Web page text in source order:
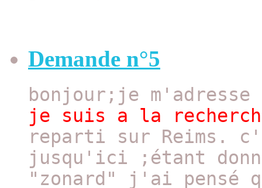
Demande n°5
bonjour;je
je suis a la
reparti sur Reims.
jusqu'ici ;étant
"zonard" j'ai pensé